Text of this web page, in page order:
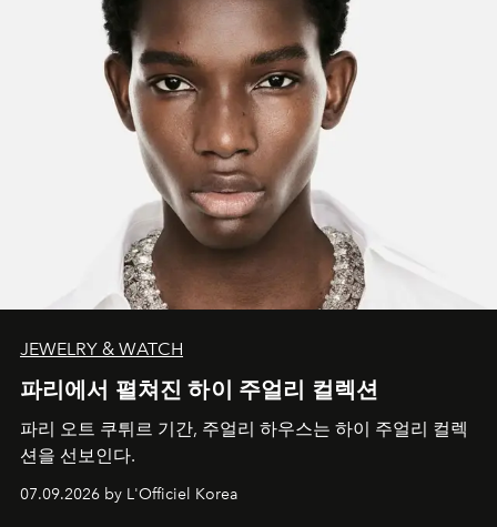
JEWELRY & WATCH
파리에서 펼쳐진 하이 주얼리 컬렉션
파리 오트 쿠튀르 기간, 주얼리 하우스는 하이 주얼리 컬렉
션을 선보인다.
07.09.2026 by L'Officiel Korea